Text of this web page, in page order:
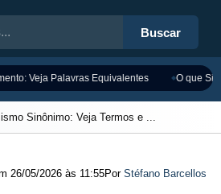
Buscar
Veja Palavras Equivalentes O que
Sinônimo: Veja Termos e ...
26/05/2026 às 11:55Por Stéfano Barcellos